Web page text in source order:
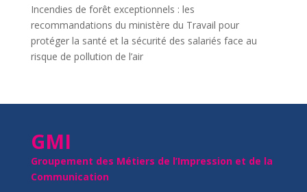
Incendies de forêt exceptionnels : les
recommandations du ministère du Travail pour
protéger la santé et la sécurité des salariés face au
risque de pollution de l’air
GMI
Groupement des Métiers de l’Impression et de la
Communication